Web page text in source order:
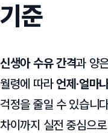
기준
신생아 수유 간격과 양
월령에 따라언제·얼마
걱정을 줄일 수 있습니
차이까지 실전 중심으